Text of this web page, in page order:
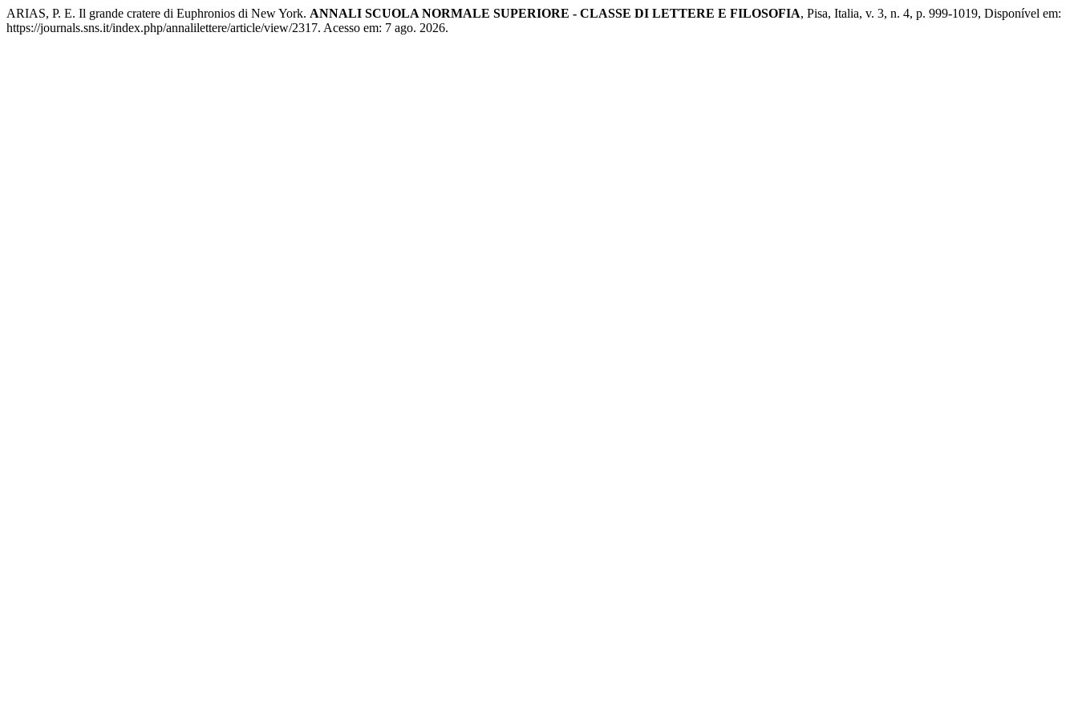
ARIAS, P. E. Il grande cratere di Euphronios di New York. ANNALI SCUOLA NORMALE SUPERIORE - CLASSE DI LETTERE E FILOSOFIA, Pisa, Italia, v. 3, n. 4, p. 999-1019, Disponível em:
https://journals.sns.it/index.php/annalilettere/article/view/2317. Acesso em: 7 ago. 2026.